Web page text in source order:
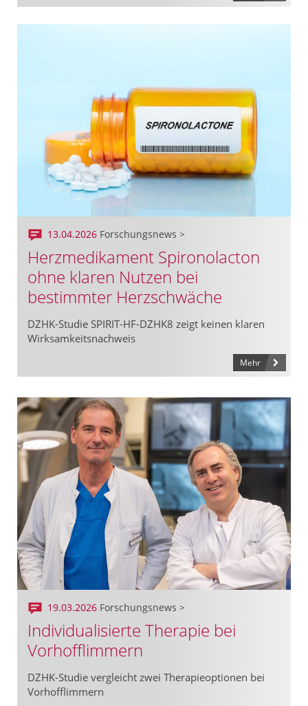
13.04.2026 Forschungsnews >
Herzmedikament Spironolacton
ohne klaren Nutzen bei
bestimmter Herzschwäche
DZHK-Studie SPIRIT-HF-DZHK8 zeigt keinen klaren
Wirksamkeitsnachweis
Mehr
19.03.2026 Forschungsnews >
Individualisierte Therapie bei
Vorhofflimmern
DZHK-Studie vergleicht zwei Therapieoptionen bei
Vorhofflimmern